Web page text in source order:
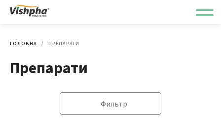
ГОЛОВНА ПРЕПАРАТИ
Препарати
Фильтр